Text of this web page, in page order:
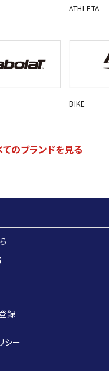
ATHLETA
BIKE
てのブランドを見る
録
シー